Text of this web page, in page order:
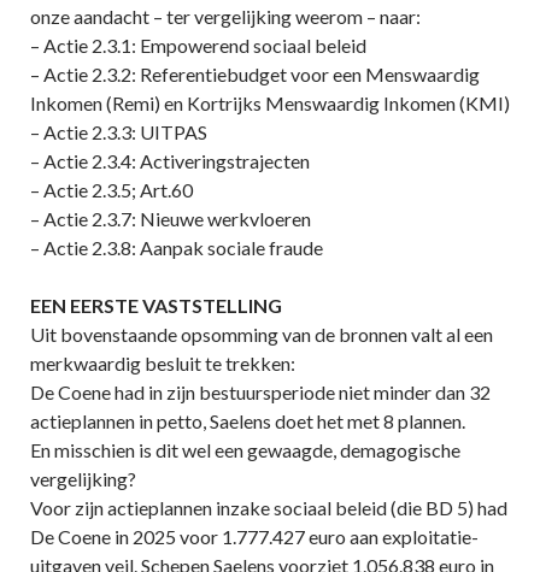
onze aandacht – ter vergelijking weerom – naar:
– Actie 2.3.1: Empowerend sociaal beleid
– Actie 2.3.2: Referentiebudget voor een Menswaardig
Inkomen (Remi) en Kortrijks Menswaardig Inkomen (KMI)
– Actie 2.3.3: UITPAS
– Actie 2.3.4: Activeringstrajecten
– Actie 2.3.5; Art.60
– Actie 2.3.7: Nieuwe werkvloeren
– Actie 2.3.8: Aanpak sociale fraude
EEN EERSTE VASTSTELLING
Uit bovenstaande opsomming van de bronnen valt al een
merkwaardig besluit te trekken:
De Coene had in zijn bestuursperiode niet minder dan 32
actieplannen in petto, Saelens doet het met 8 plannen.
En misschien is dit wel een gewaagde, demagogische
vergelijking?
Voor zijn actieplannen inzake sociaal beleid (die BD 5) had
De Coene in 2025 voor 1.777.427 euro aan exploitatie-
uitgaven veil. Schepen Saelens voorziet 1.056.838 euro in